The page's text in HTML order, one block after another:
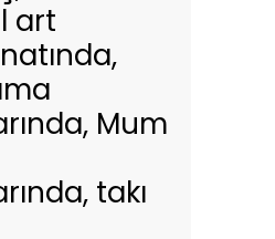
art
Mum
takı